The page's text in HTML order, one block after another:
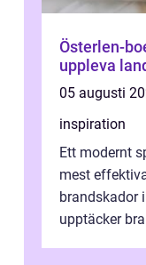
Österlen-
uppleva
05 augusti
inspiration
Ett modernt
mest
brandskador
upptäcker